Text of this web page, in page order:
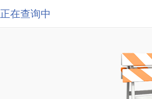
正在查询中